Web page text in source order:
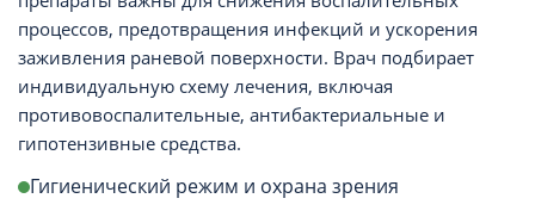
процессов, предотвращения инфекций и ускорения
заживления раневой поверхности. Врач подбирает
индивидуальную схему лечения, включая
противовоспалительные, антибактериальные и
гипотензивные средства.
Гигиенический режим и охрана зрения